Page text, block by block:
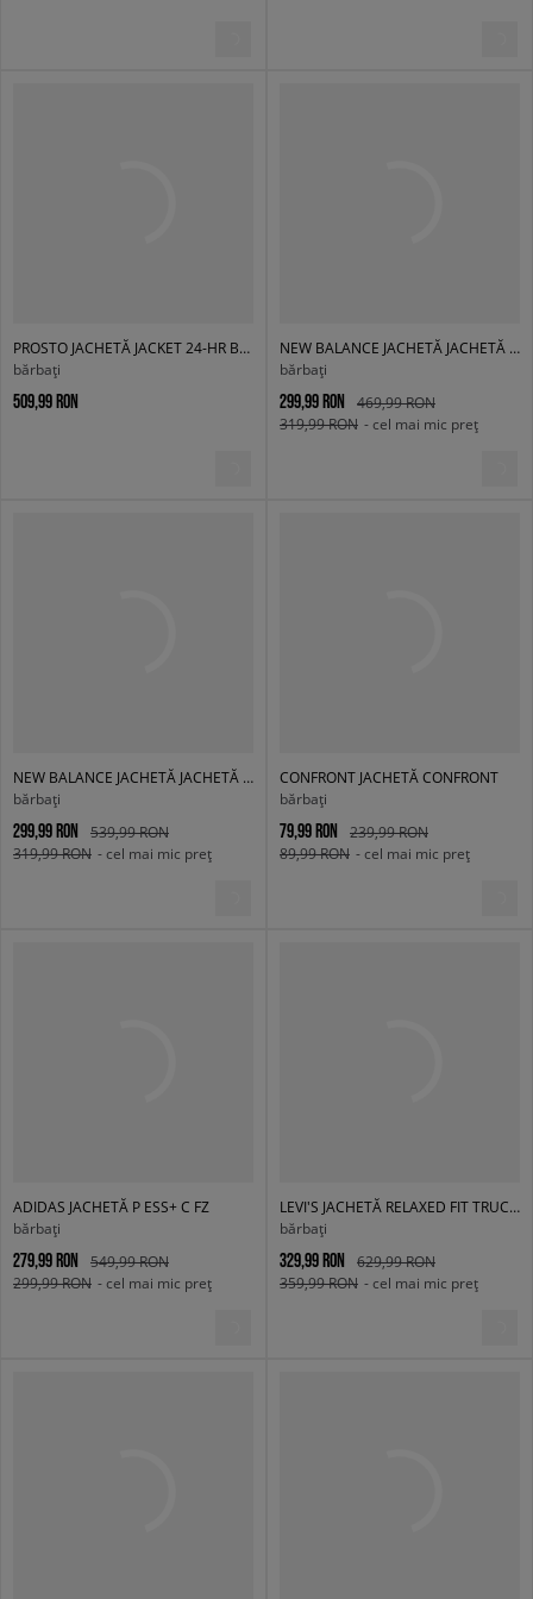
PROSTO JACHETĂ JACKET 24-HR BLACK
bărbați
509,99 RON
NEW BALANCE JACHETĂ JACHETĂ ESSENTIALS REIMAGINED WOVEN CGN
bărbați
299,99 RON
469,99 RON
319,99 RON - cel mai mic preț
NEW BALANCE JACHETĂ JACHETĂ NB ATHLETICS NATURE STATE CO PHM
bărbați
299,99 RON
539,99 RON
319,99 RON - cel mai mic preț
CONFRONT JACHETĂ CONFRONT
bărbați
79,99 RON
239,99 RON
89,99 RON - cel mai mic preț
ADIDAS JACHETĂ P ESS+ C FZ
bărbați
279,99 RON
549,99 RON
299,99 RON - cel mai mic preț
LEVI'S JACHETĂ RELAXED FIT TRUCKER MED INDIGO
bărbați
329,99 RON
629,99 RON
359,99 RON - cel mai mic preț